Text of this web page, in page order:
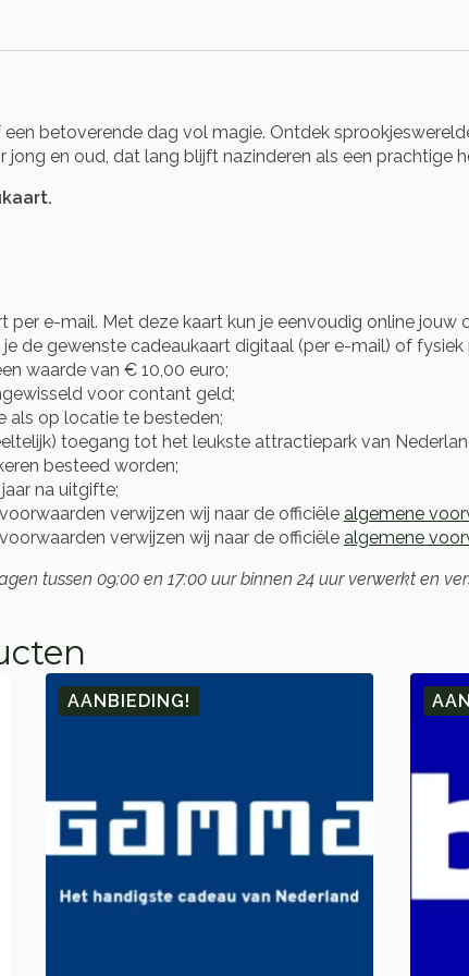
betoverende dag vol magie. Ontdek
en oud, dat lang blijft nazinderen als een prachtige
per e-mail. Met deze kaart kun je eenvoudig online
de gewenste cadeaukaart digitaal (per e-mail) of fysiek
waarde van € 10,00 euro;
voor contant geld;
als op locatie te besteden;
toegang tot het leukste attractiepark van
besteed worden;
na uitgifte;
verwijzen wij naar de officiële algemene
verwijzen wij naar de officiële algemene
tussen 09:00 en 17:00 uur binnen 24 uur verwerkt en
AANBIEDING!